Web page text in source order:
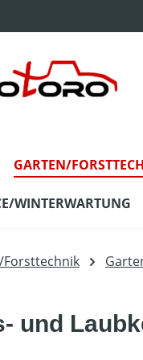
GARTEN/
WINTERWARTUNG
und